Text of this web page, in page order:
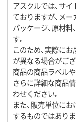
アスクルでは、サ
ておりますが、メー
パッケージ、原材
す。
このため、実際に
が異なる場合がご
商品の商品ラベル
さらに詳細な商品
わせください。
また、販売単位に
するものではあり